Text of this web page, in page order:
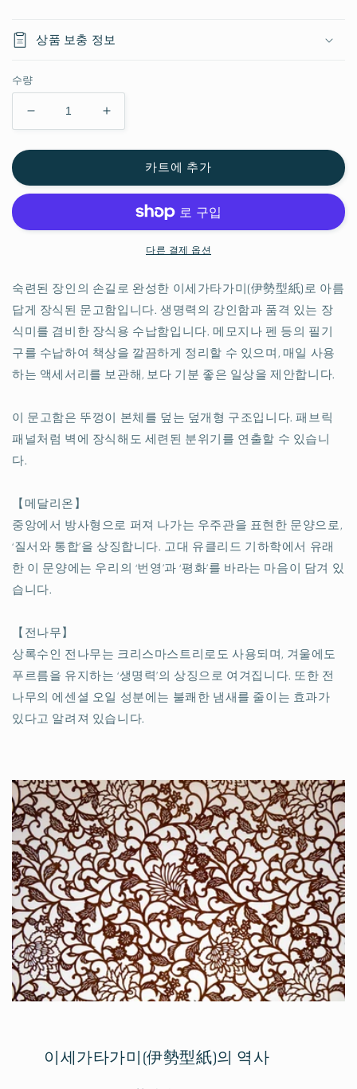
상품 보충 정보
수량
가
문
【메
달
리
온】
연
수
량
이
가
문
【메
달
리
온】
연
수
량
카트에 추가
다른 결제 옵션
숙련된 장인의 손길로 완성한 이세가타가미(伊勢型紙)로 아름
답게 장식된 문고함입니다. 생명력의 강인함과 품격 있는 장
식미를 겸비한 장식용 수납함입니다. 메모지나 펜 등의 필기
구를 수납하여 책상을 깔끔하게 정리할 수 있으며, 매일 사용
하는 액세서리를 보관해, 보다 기분 좋은 일상을 제안합니다.
이 문고함은 뚜껑이 본체를 덮는 덮개형 구조입니다. 패브릭
패널처럼 벽에 장식해도 세련된 분위기를 연출할 수 있습니
다.
【메달리온】
중앙에서 방사형으로 퍼져 나가는 우주관을 표현한 문양으로,
‘질서와 통합’을 상징합니다. 고대 유클리드 기하학에서 유래
한 이 문양에는 우리의 ‘번영’과 ‘평화’를 바라는 마음이 담겨 있
습니다.
【전나무】
상록수인 전나무는 크리스마스트리로도 사용되며, 겨울에도
푸르름을 유지하는 ‘생명력’의 상징으로 여겨집니다. 또한 전
나무의 에센셜 오일 성분에는 불쾌한 냄새를 줄이는 효과가
있다고 알려져 있습니다.
이세가타가미(伊勢型紙)의 역사